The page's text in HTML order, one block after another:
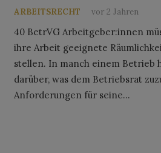
ARBEITSRECHT vor 2 Jahren
40 BetrVG Arbeitgeber:innen
ihre Arbeit geeignete
stellen. In manch einem Betrieb
darüber, was dem Betriebsrat
Anforderungen für seine…